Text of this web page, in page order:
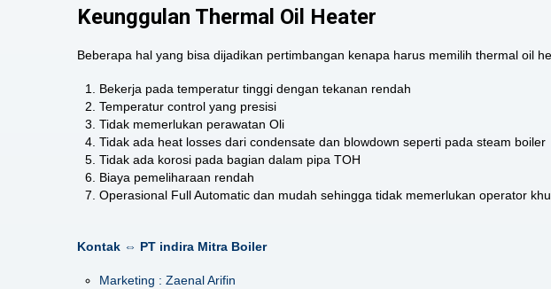
Keunggulan Thermal Oil Heater
Beberapa hal yang bisa dijadikan pertimbangan kenapa harus memilih thermal oil
Bekerja pada temperatur tinggi dengan tekanan rendah
Temperatur control yang presisi
Tidak memerlukan perawatan Oli
Tidak ada heat losses dari condensate dan blowdown seperti pada steam boiler
Tidak ada korosi pada bagian dalam pipa TOH
Biaya pemeliharaan rendah
Operasional Full Automatic dan mudah sehingga tidak memerlukan operator
Kontak ⇔ PT indira Mitra Boiler
Marketing : Zaenal Arifin